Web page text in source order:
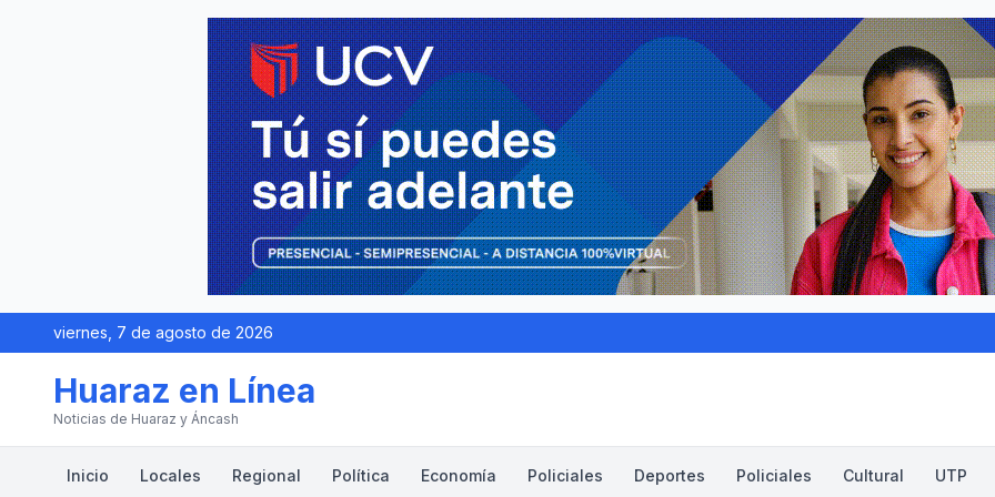
viernes, 7 de agosto de 2026
Huaraz en Línea
Noticias de Huaraz y Áncash
Inicio Locales Regional Política Economía Policiales Deportes Policiales Cultural UTP